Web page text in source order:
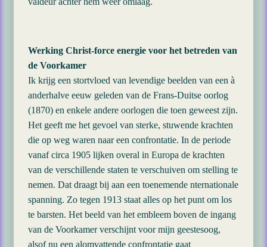
Werking Christ-force energie voor het betreden van
de Voorkamer
Ik krijg een stortvloed van levendige beelden van een à
anderhalve eeuw geleden van de Frans-Duitse oorlog
(1870) en enkele andere oorlogen die toen geweest zijn.
Het geeft me het gevoel van sterke, stuwende krachten
die op weg waren naar een confrontatie. In de periode
vanaf circa 1905 lijken overal in Europa de krachten
van de verschillende staten te verschuiven om stelling te
nemen. Dat draagt bij aan een toenemende nternationale
spanning. Zo tegen 1913 staat alles op het punt om los
te barsten. Het beeld van het embleem boven de ingang
van de Voorkamer verschijnt voor mijn geestesoog,
alsof nu een alomvattende confrontatie gaat